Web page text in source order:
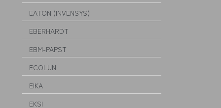
EATON (INVENSYS)
EBERHARDT
EBM-PAPST
ECOLUN
EIKA
EKSI